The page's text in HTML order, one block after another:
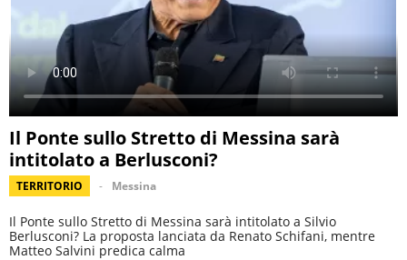
Il Ponte sullo Stretto di Messina sarà
intitolato a Berlusconi?
TERRITORIO Messina
Il Ponte sullo Stretto di Messina sarà intitolato a Silvio
Berlusconi? La proposta lanciata da Renato Schifani, mentre
Matteo Salvini predica calma